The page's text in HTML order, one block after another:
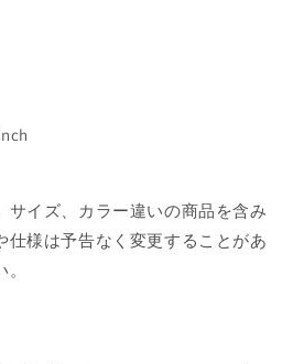
イズ、カラー違いの商品を含み
仕様は予告なく変更することがあ